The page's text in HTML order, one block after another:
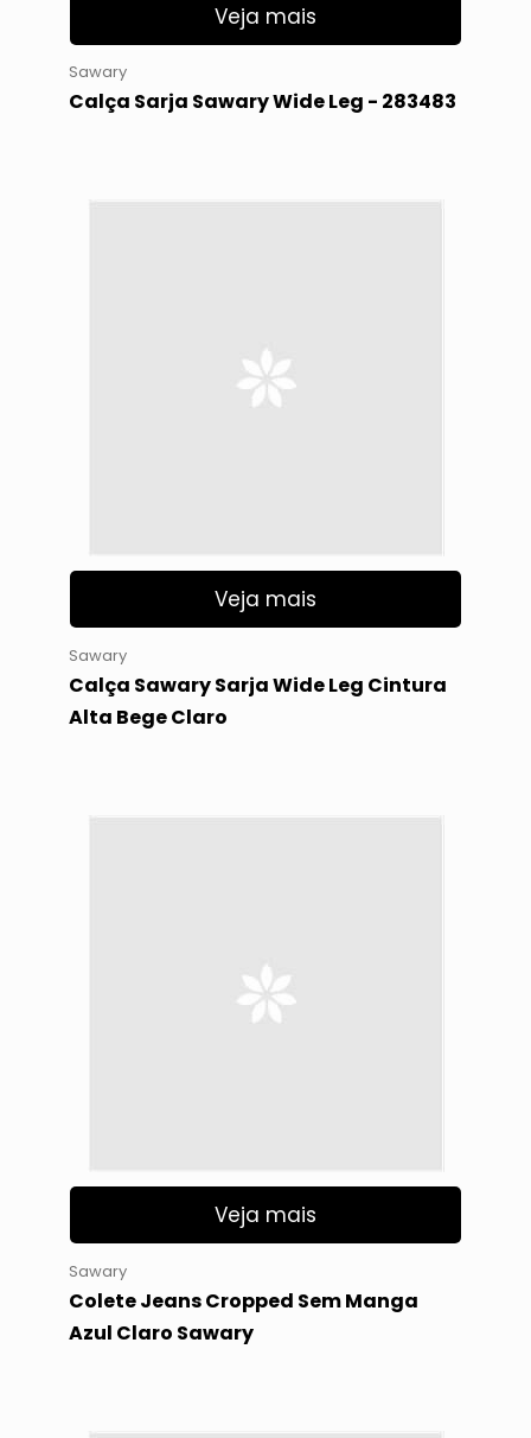
Veja mais
Sawary
Calça Sarja Sawary Wide Leg - 283483
Veja mais
Sawary
Calça Sawary Sarja Wide Leg Cintura
Alta Bege Claro
Veja mais
Sawary
Colete Jeans Cropped Sem Manga
Azul Claro Sawary